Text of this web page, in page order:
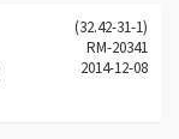
(32.42-31-1)
RM-20341
2014-12-08